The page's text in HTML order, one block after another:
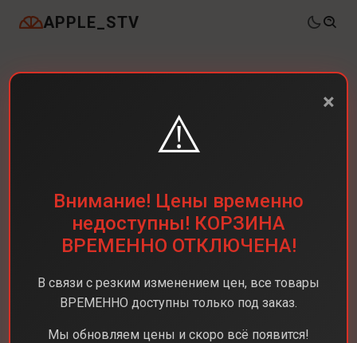
APPLE_STV
×
⚠️
Внимание! Цены временно
недоступны! КОРЗИНА
ВРЕМЕННО ОТКЛЮЧЕНА!
В связи с резким изменением цен, все товары
ВРЕМЕННО доступны только под заказ.
Мы обновляем цены и скоро всё появится!